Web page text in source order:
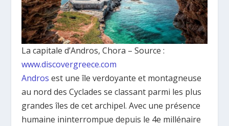
La capitale d’Andros, Chora – Source :
www.discovergreece.com
Andros est une île verdoyante et montagneuse
au nord des Cyclades se classant parmi les plus
grandes îles de cet archipel. Avec une présence
humaine ininterrompue depuis le 4e millénaire